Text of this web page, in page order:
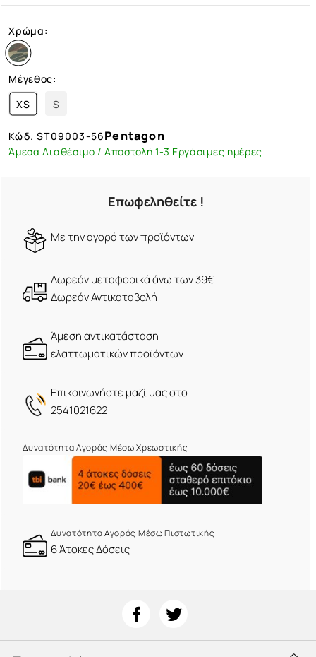
Χρώμα:
Μέγεθος:
XS
S
Κώδ.ST09003-56Pentagon
Άμεσα Διαθέσιμο / Αποστολή 1-3 Εργάσιμες ημέρες
Επωφεληθείτε !
Mε την αγορά των προϊόντων
Δωρεάν μεταφορικά άνω των 39€
Δωρεάν Αντικαταβολή
Άμεση αντικατάσταση
ελαττωματικών προϊόντων
Eπικοινωνήστε μαζί μας στο
2541021622
Δυνατότητα Αγοράς Μέσω Χρεωστικής
Δυνατότητα Αγοράς Μέσω Πιστωτικής
6 Άτοκες Δόσεις